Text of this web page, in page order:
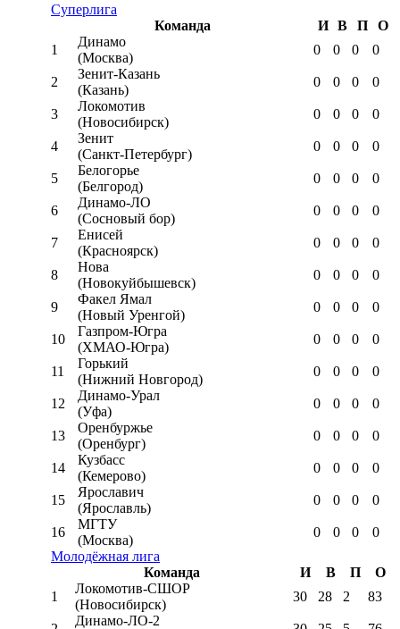
Суперлига
Команда
И В П
О
1
Динамо
(Москва)
0 0 0 0
2
Зенит-Казань
(Казань)
0 0 0 0
3
Локомотив
(Новосибирск)
0 0 0 0
4
Зенит
(Санкт-Петербург)
0 0 0 0
5
Белогорье
(Белгород)
0 0 0 0
6
Динамо-ЛО
(Сосновый бор)
0 0 0 0
7
Енисей
(Красноярск)
0 0 0 0
8
Нова
(Новокуйбышевск)
0 0 0 0
9
Факел Ямал
(Новый Уренгой)
0 0 0 0
10
Газпром-Югра
(ХМАО-Югра)
0 0 0 0
11
Горький
(Нижний Новгород)
0 0 0 0
12
Динамо-Урал
(Уфа)
0 0 0 0
13
Оренбуржье
(Оренбург)
0 0 0 0
14
Кузбасс
(Кемерово)
0 0 0 0
15
Ярославич
(Ярославль)
0 0 0 0
16
МГТУ
(Москва)
0 0 0
0
Молодёжная лига
Команда
И В П
О
1
Локомотив-CШОР
(Новосибирск)
30 28 2 83
Динамо-ЛО-2